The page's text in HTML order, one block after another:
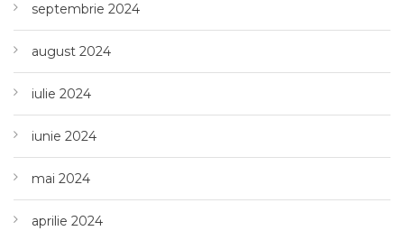
septembrie 2024
august 2024
iulie 2024
iunie 2024
mai 2024
aprilie 2024